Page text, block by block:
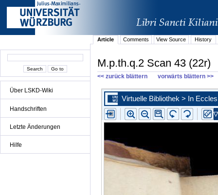
Über LSKD-Wiki
Handschriften
Letzte Änderungen
Hilfe
Article Comments View Source History
M.p.th.q.2 Scan 43 (22r)
<< zurück blättern vorwärts blättern >>